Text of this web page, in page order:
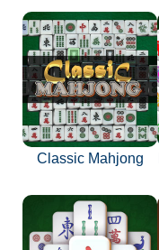
Classic Mahjong